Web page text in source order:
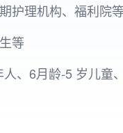
护理机构、福利院
等
、6月龄-5 岁儿